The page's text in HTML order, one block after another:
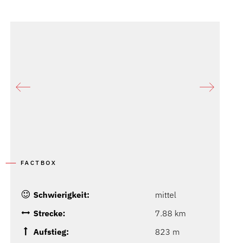
FACTBOX
Schwierigkeit:
mittel
Strecke:
7.88 km
Aufstieg:
823 m